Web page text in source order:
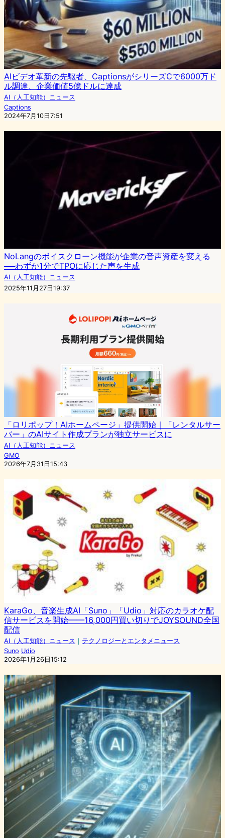
AIビデオ革新の先駆者、CaptionsがシリーズCで6000万ド
ル調達、企業価値5億ドルに達成
AI（人工知能）ニュース
Captions
2024年7月10日7:51
NoLangのボイスクローン機能が企業の音声資産を変える
──わずか1分でTPOに応じた声を生成
AI（人工知能）ニュース
2025年11月27日19:37
「ロリポップ！AIホームページ」提供開始｜「レンタルサー
バー」のAIサイト作成プランが独立サービスに
AI（人工知能）ニュース
GMO
2026年7月31日15:43
KaraGo、音楽生成AI「Suno」「Udio」対応のカラオケ配
信サービスを開始——16,000円買い切りでJOYSOUND全国
配信
AI（人工知能）ニュース ｜ テクノロジーとエンタメニュース
Suno Udio
2026年1月26日15:12